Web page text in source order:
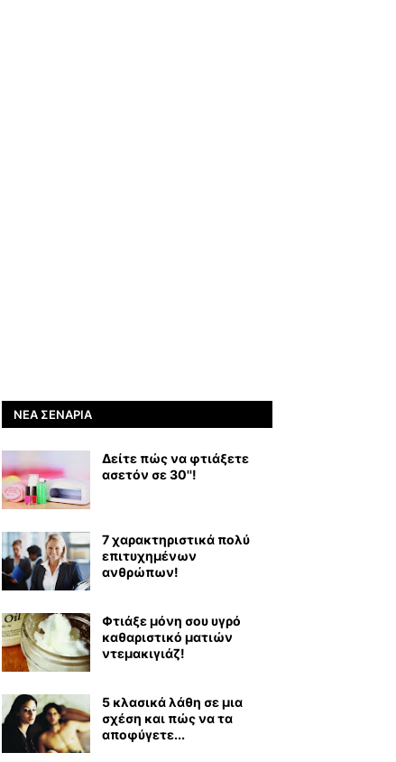
ΝΈΑ ΣΕΝΆΡΙΑ
Δείτε πώς να φτιάξετε
ασετόν σε 30''!
7 χαρακτηριστικά πολύ
επιτυχημένων
ανθρώπων!
Φτιάξε μόνη σου υγρό
καθαριστικό ματιών
ντεμακιγιάζ!
5 κλασικά λάθη σε μια
σχέση και πώς να τα
αποφύγετε...